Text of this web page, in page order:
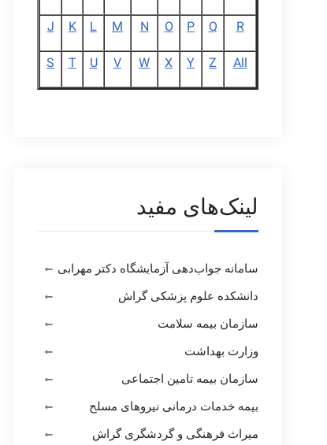
R
Q
P
O
N
M
L
K
J
All
Z
Y
X
W
V
U
T
S
لینک‌های مفید
سامانه جواب‌دهی آزمایشگاه دکتر مهرابی
دانشکده علوم پزشکی گراش
سازمان بیمه سلامت
وزارت بهداشت
سازمان بیمه تامین اجتماعی
بیمه خدمات درمانی نیروهای مسلح
میراث فرهنگی و گردشگری گراش